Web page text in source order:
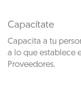
Capacítate
Capacita a tu
a lo que establece
Proveedores.